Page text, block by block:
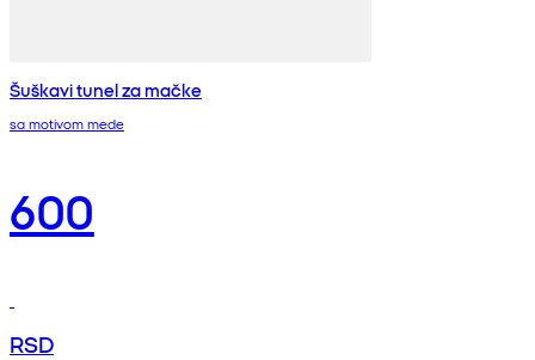
Šuškavi tunel za mačke
sa motivom mede
600
RSD